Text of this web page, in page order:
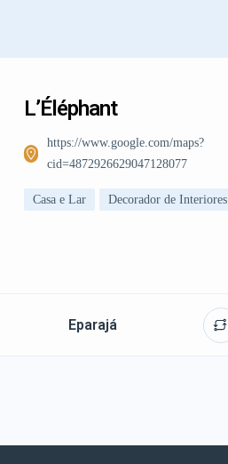
L’Éléphant
https://www.google.com/maps?
cid=4872926629047128077
Casa e Lar Decorador de Interiores
Eparajá